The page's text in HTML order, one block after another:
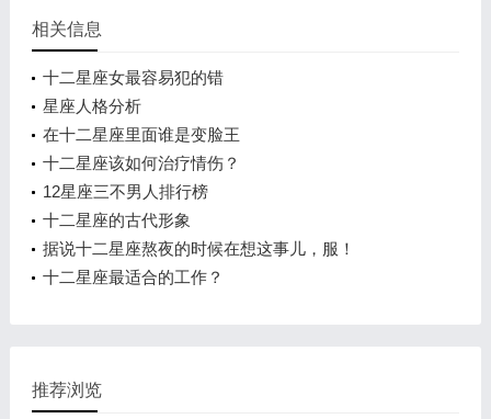
相关信息
十二星座女最容易犯的错
星座人格分析
在十二星座里面谁是变脸王
十二星座该如何治疗情伤？
12星座三不男人排行榜
十二星座的古代形象
据说十二星座熬夜的时候在想这事儿，服！
十二星座最适合的工作？
推荐浏览